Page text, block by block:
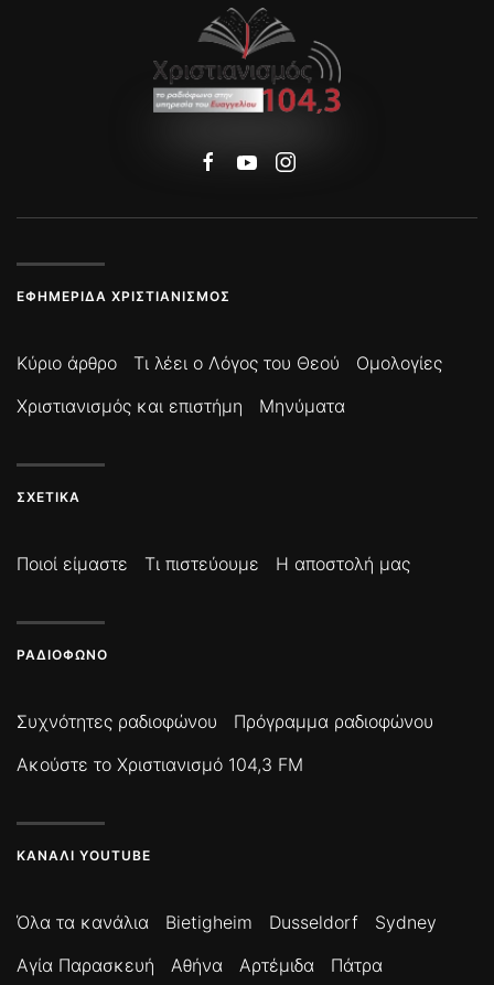
ΕΦΗΜΕΡΊΔΑ ΧΡΙΣΤΙΑΝΙΣΜΌΣ
Κύριο άρθρο Τι λέει ο Λόγος του Θεού
Ομολογίες
Χριστιανισμός και επιστήμη
Μηνύματα
ΣΧΕΤΙΚΆ
Ποιοί είμαστε Τι πιστεύουμε Η αποστολή μας
ΡΑΔΙΌΦΩΝΟ
Συχνότητες ραδιοφώνου
Πρόγραμμα ραδιοφώνου
Ακούστε το Χριστιανισμό 104,3 FM
ΚΑΝΆΛΙ YOUTUBE
Όλα τα κανάλια Bietigheim Dusseldorf
Sydney
Αγία Παρασκευή
Αθήνα Αρτέμιδα
Πάτρα